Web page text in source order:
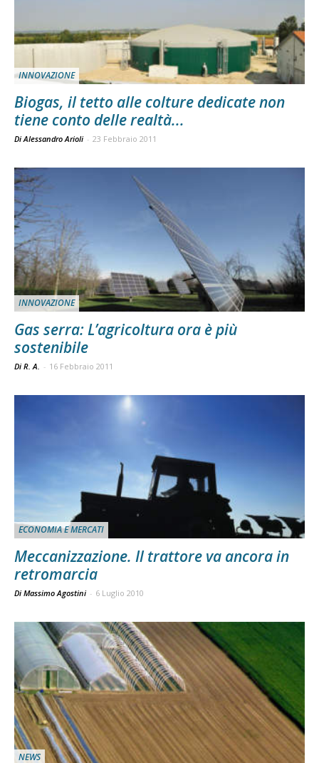
INNOVAZIONE
Biogas, il tetto alle colture dedicate non
tiene conto delle realtà...
Di Alessandro Arioli - 23 Febbraio 2011
INNOVAZIONE
Gas serra: L’agricoltura ora è più
sostenibile
Di R. A. - 16 Febbraio 2011
ECONOMIA E MERCATI
Meccanizzazione. Il trattore va ancora in
retromarcia
Di Massimo Agostini - 6 Luglio 2010
NEWS